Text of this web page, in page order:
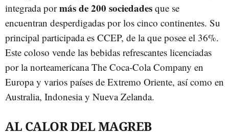
integrada pormás de 200 sociedades que se
encuentran desperdigadas por los cinco continentes. Su
principal participada es CCEP, de la que posee el 36%.
Este coloso vende las bebidas refrescantes licenciadas
por la norteamericana The Coca-Cola Company en
Europa y varios países de Extremo Oriente, así como en
Australia, Indonesia y Nueva Zelanda.
AL CALOR DEL MAGREB